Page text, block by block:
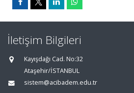
İletişim Bilgileri
Kayışdağı Cad. No:32
Ataşehir/İSTANBUL
sistem@acibadem.edu.tr